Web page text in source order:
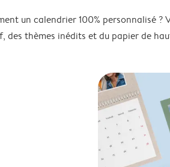
un calendrier 100% personnalisé ?
des thèmes inédits et du papier de